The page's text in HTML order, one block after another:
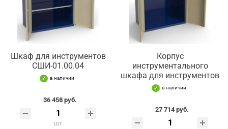
Шкаф для инструментов
СШИ-01.00.04
в наличии
36 458 руб.
шт
Корпус
инструментального
шкафа для инструментов
в наличии
27 714 руб.